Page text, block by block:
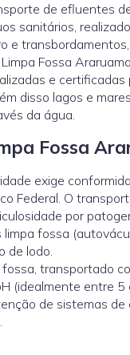
de efluentes
sanitários,
e
Fossa
e
disso lagos e
da água.
Fossa
exige
Federal. O
por
fossa
de lodo.
transportado
(idealmente entre
de sistemas